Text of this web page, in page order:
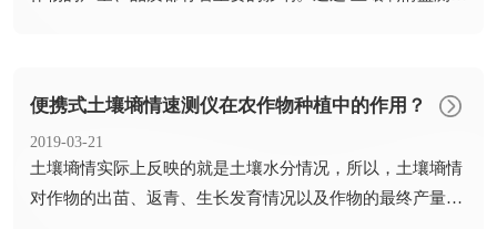
便携式土壤墒情速测仪在农作物种植中的作用？
2019-03-21
​土壤墒情实际上反映的就是土壤水分情况，所以，土壤墒情
对作物的出苗、返青、生长发育情况以及作物的最终产量都